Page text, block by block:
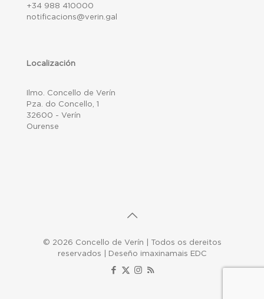
+34 988 410000
notificacions@verin.gal
Localización
Ilmo. Concello de Verín
Pza. do Concello, 1
32600 - Verín
Ourense
© 2026 Concello de Verín | Todos os dereitos
reservados | Deseño imaxinamais EDC